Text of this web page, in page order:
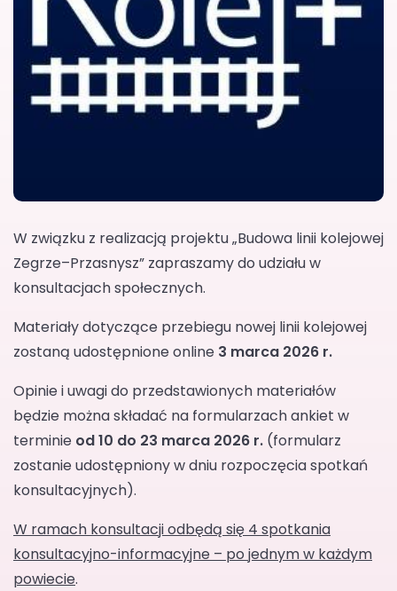
W związku z realizacją projektu „Budowa linii kolejowej
Zegrze–Przasnysz” zapraszamy do udziału w
konsultacjach społecznych.
Materiały dotyczące przebiegu nowej linii kolejowej
zostaną udostępnione online 3 marca 2026 r.
Opinie i uwagi do przedstawionych materiałów
będzie można składać na formularzach ankiet w
terminie od 10 do 23 marca 2026 r. (formularz
zostanie udostępniony w dniu rozpoczęcia spotkań
konsultacyjnych).
W ramach konsultacji odbędą się 4 spotkania
konsultacyjno-informacyjne – po jednym w każdym
powiecie.